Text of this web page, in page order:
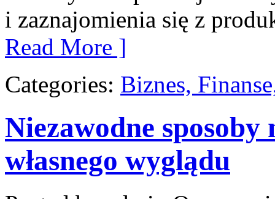
i zaznajomienia się z
Read More ]
Categories: Biznes,
Niezawodne
własnego wyglądu